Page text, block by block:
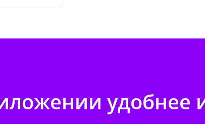
удобнее